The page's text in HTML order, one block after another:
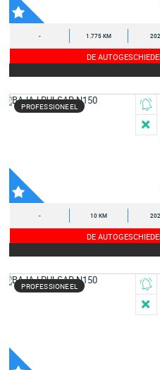
- 1.775 KM
DE
PROFESSIONEEL
- 10 KM
DE
PROFESSIONEEL